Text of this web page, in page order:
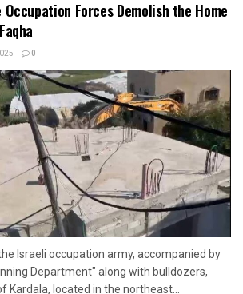
Occupation Forces Demolish the Home
0
Israeli occupation army, accompanied by
Department" along with bulldozers,
Kardala, located in the northeast...